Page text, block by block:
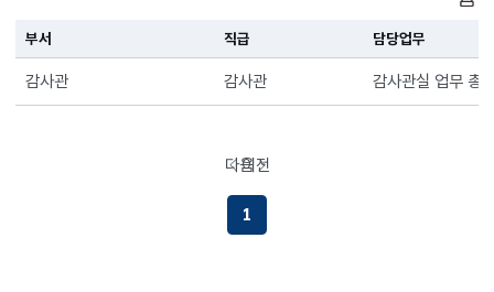
부서 직급 담당업무
감사관 감사관 감사관실 업무 총
이전
페이지로이동하기
1
다음페이지로이동하기